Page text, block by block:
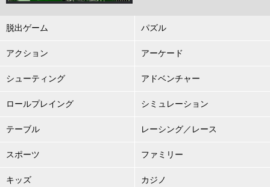
脱出ゲーム パズル
アクション アーケード
シューティング アドベンチャー
ロールプレイング シミュレーション
テーブル レーシング／レース
スポーツ ファミリー
キッズ カジノ